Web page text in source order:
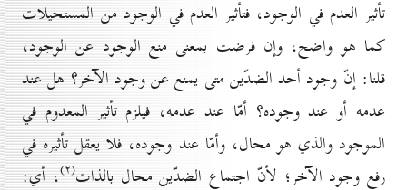
تأثير العدم في الوجود، فتأثير العدم في الوجود من المستحيلات
كما هو واضح، وإن فرضت بمعنى منع الوجود عن الوجود،
قلنا: إنّ وجود أحد الضدّين متى يمنع عن وجود الآخر؟ هل عند
عدمه أو عند وجوده؟ أمّا عند عدمه، فيلزم تأثير المعدوم في
الموجود والذي هو محال، وأمّا عند وجوده، فلا يعقل تأثيره في
رفع وجود الآخر؛ لأنّ اجتماع الضدّين محال بالذات(۲) ، أي: